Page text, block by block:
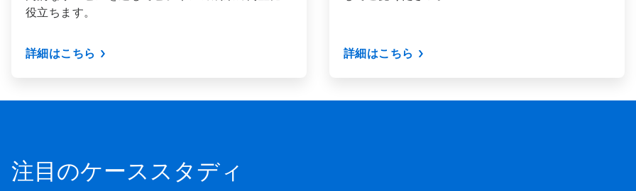
役立ちます。
詳細はこちら 詳細はこちら
注目のケーススタディ